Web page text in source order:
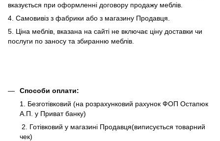
вказується при оформленні договору продажу меблів.
4. Самовивіз з фабрики або з магазину Продавця.
5. Ціна меблів, вказана на сайті не включає ціну доставки чи
послуги по заносу та збиранню меблів.
Способи оплати:
1. Безготівковий (на розрахунковий рахунок ФОП Остапюк
А.П. у Приват банку)
2. Готівковий у магазині Продавця(виписується товарний
чек)